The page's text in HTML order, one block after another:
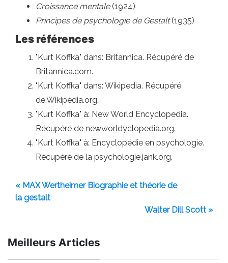
Croissance mentale (1924)
Principes de psychologie de Gestalt(1935)
Les références
"Kurt Koffka" dans: Britannica. Récupéré de
Britannica.com.
"Kurt Koffka" dans: Wikipedia. Récupéré
de.Wikipédia.org.
"Kurt Koffka" à: New World Encyclopedia.
Récupéré de newworldyclopedia.org.
"Kurt Koffka" à: Encyclopédie en psychologie.
Récupéré de la psychologie.jank.org.
« MAX Wertheimer Biographie et théorie de
la gestalt
Walter Dill Scott »
Meilleurs Articles